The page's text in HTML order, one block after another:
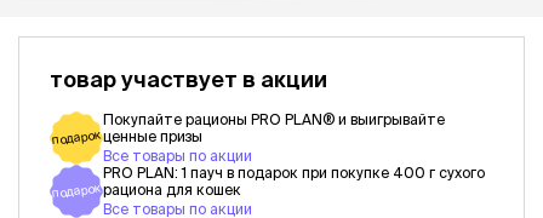
товар участвует в акции
подарок
Покупайте рационы PRO PLAN® и выигрывайте
ценные призы
Все товары по акции
подарок
PRO PLAN: 1 пауч в подарок при покупке 400 г сухого
рациона для кошек
Все товары по акции